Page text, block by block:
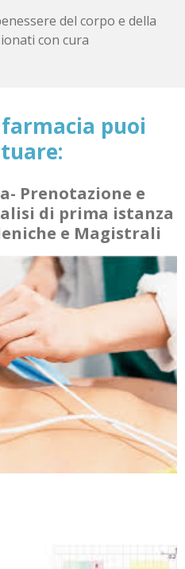
del corpo e della
con cura
puoi
Prenotazione e
di prima istanza
e Magistrali